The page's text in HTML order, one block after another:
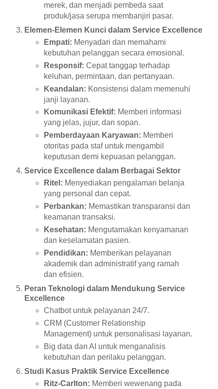
merek, dan menjadi pembeda saat
produk/jasa serupa membanjiri pasar.
Elemen-Elemen Kunci dalam Service Excellence
Empati: Menyadari dan memahami
kebutuhan pelanggan secara emosional.
Responsif: Cepat tanggap terhadap
keluhan, permintaan, dan pertanyaan.
Keandalan: Konsistensi dalam memenuhi
janji layanan.
Komunikasi Efektif: Memberi informasi
yang jelas, jujur, dan sopan.
Pemberdayaan Karyawan: Memberi
otoritas pada staf untuk mengambil
keputusan demi kepuasan pelanggan.
Service Excellence dalam Berbagai Sektor
Ritel: Menyediakan pengalaman belanja
yang personal dan cepat.
Perbankan: Memastikan transparansi dan
keamanan transaksi.
Kesehatan: Mengutamakan kenyamanan
dan keselamatan pasien.
Pendidikan: Memberikan pelayanan
akademik dan administratif yang ramah
dan efisien.
Peran Teknologi dalam Mendukung Service
Excellence
Chatbot untuk pelayanan 24/7.
CRM (Customer Relationship
Management) untuk personalisasi layanan.
Big data dan AI untuk menganalisis
kebutuhan dan perilaku pelanggan.
Studi Kasus Praktik Service Excellence
Ritz-Carlton: Memberi wewenang pada